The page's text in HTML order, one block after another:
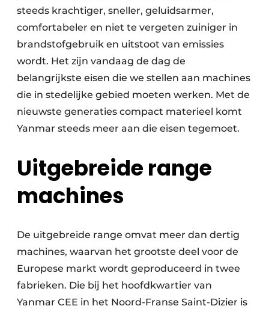
steeds krachtiger, sneller, geluidsarmer,
comfortabeler en niet te vergeten zuiniger in
brandstofgebruik en uitstoot van emissies
wordt. Het zijn vandaag de dag de
belangrijkste eisen die we stellen aan machines
die in stedelijke gebied moeten werken. Met de
nieuwste generaties compact materieel komt
Yanmar steeds meer aan die eisen tegemoet.
Uitgebreide range
machines
De uitgebreide range omvat meer dan dertig
machines, waarvan het grootste deel voor de
Europese markt wordt geproduceerd in twee
fabrieken. Die bij het hoofdkwartier van
Yanmar CEE in het Noord-Franse Saint-Dizier is